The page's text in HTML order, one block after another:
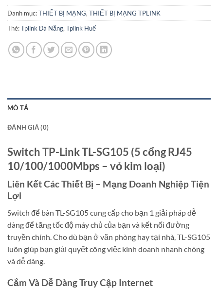
Danh mục:THIẾT BỊ MẠNG, THIẾT BỊ MẠNG TPLINK
Thẻ:Tplink Đà Nẵng, Tplink Huế
MÔ TẢ
ĐÁNH GIÁ (0)
Switch TP-Link TL-SG105 (5 cổng RJ45
10/100/1000Mbps – vỏ kim loại)
Liên Kết Các Thiết Bị – Mạng Doanh Nghiệp Tiện
Lợi
Switch để bàn TL-SG105 cung cấp cho bạn 1 giải pháp dễ
dàng để tăng tốc độ máy chủ của bạn và kết nối đường
truyền chính. Cho dù bạn ở văn phòng hay tại nhà, TL-SG105
luôn giúp bạn giải quyết công việc kinh doanh nhanh chóng
và dễ dàng.
Cắm Và Dễ Dàng Truy Cập Internet